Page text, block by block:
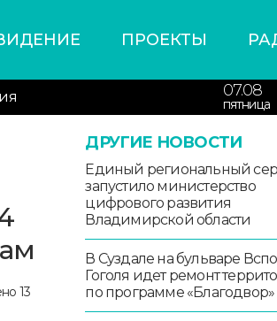
ПРОЕКТЫ
07.08
пятница
ДРУГИЕ НОВОСТИ
Единый региональный
запустило министерство
цифрового развития
Владимирской области
В Суздале на бульваре
Гоголя идет ремонт
по программе «Благодвор»